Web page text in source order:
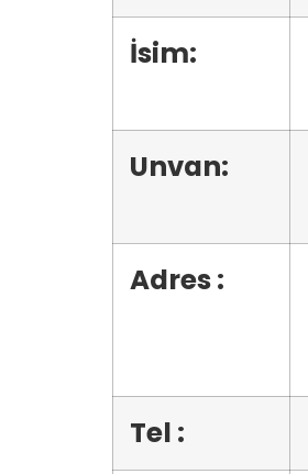
İsim:
Unvan:
Adres :
Tel :